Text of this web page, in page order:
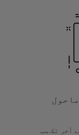
آخر تک سب